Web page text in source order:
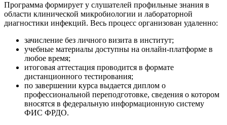
Программа формирует у слушателей профильные знания в
области клинической микробиологии и лабораторной
диагностики инфекций. Весь процесс организован удаленно:
зачисление без личного визита в институт;
учебные материалы доступны на онлайн-платформе в
любое время;
итоговая аттестация проводится в формате
дистанционного тестирования;
по завершении курса выдается диплом о
профессиональной переподготовке, сведения о котором
вносятся в федеральную информационную систему
ФИС ФРДО.